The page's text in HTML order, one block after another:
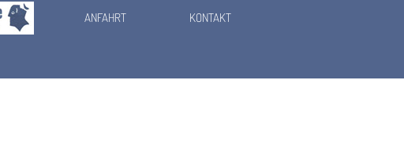
ANFAHRT KONTAKT